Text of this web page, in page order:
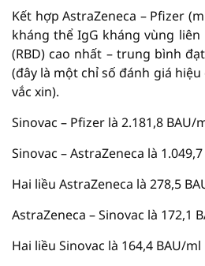
Kết hợp AstraZeneca – Pfizer
kháng thể IgG kháng vùng
(RBD) cao nhất – trung bình
(đây là một chỉ số đánh giá
vắc xin).
Sinovac – Pfizer là 2.181,8 BAU/
Sinovac – AstraZeneca là
Hai liều AstraZeneca là 278,5
AstraZeneca – Sinovac là 172,1
Hai liều Sinovac là 164,4 BAU/ml